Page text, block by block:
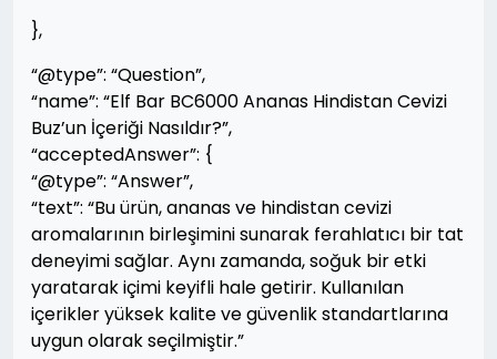
},
“@type”: “Question”,
“name”: “Elf Bar BC6000 Ananas Hindistan Cevizi
Buz’un İçeriği Nasıldır?”,
“acceptedAnswer”: {
“@type”: “Answer”,
“text”: “Bu ürün, ananas ve hindistan cevizi
aromalarının birleşimini sunarak ferahlatıcı bir tat
deneyimi sağlar. Aynı zamanda, soğuk bir etki
yaratarak içimi keyifli hale getirir. Kullanılan
içerikler yüksek kalite ve güvenlik standartlarına
uygun olarak seçilmiştir.”